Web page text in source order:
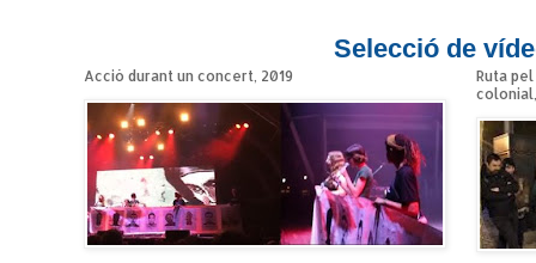
Selecció de
Acció durant un concert, 2019
Ruta